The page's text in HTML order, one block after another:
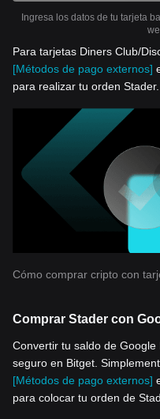
Ingresa los datos de tu tarjeta
Para tarjetas Diners Club/
[Métodos de pago externos]
para realizar tu orden Stader.
Cómo comprar cripto con
Comprar Stader con
Convertir tu saldo de
seguro en Bitget.
[Métodos de pago externos]
para colocar tu orden de